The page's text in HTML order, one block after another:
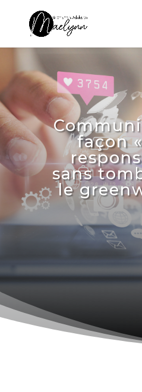
façon
sans
le